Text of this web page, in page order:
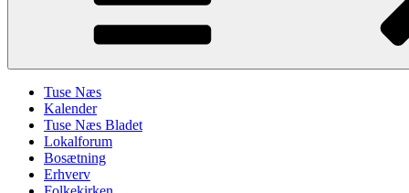
Tuse Næs
Kalender
Tuse Næs Bladet
Lokalforum
Bosætning
Erhverv